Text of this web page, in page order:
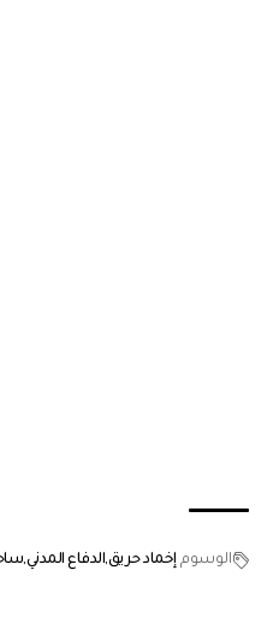
الوسوم إخماد حريقالدفاع المدني